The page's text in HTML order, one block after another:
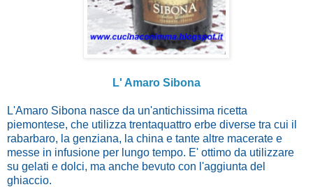
L' Amaro Sibona
L'Amaro Sibona nasce da un'antichissima ricetta
piemontese, che utilizza trentaquattro erbe diverse tra cui il
rabarbaro, la genziana, la china e tante altre macerate e
messe in infusione per lungo tempo. E' ottimo da utilizzare
su gelati e dolci, ma anche bevuto con l'aggiunta del
ghiaccio.